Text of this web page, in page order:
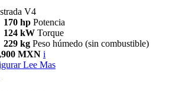
V4
170 hp Potencia
124 kW Torque
229 kg Peso húmedo (sin combustible)
MXN i
Lee Mas